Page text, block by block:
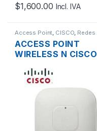
$1,600.00 Incl. IVA
Access Point, CISCO, Redes
ACCESS POINT
WIRELESS N CISCO
CAP3502I-A-K9
DUAL BAND
600MBPS GIGABIT
SOPORTE POE Y